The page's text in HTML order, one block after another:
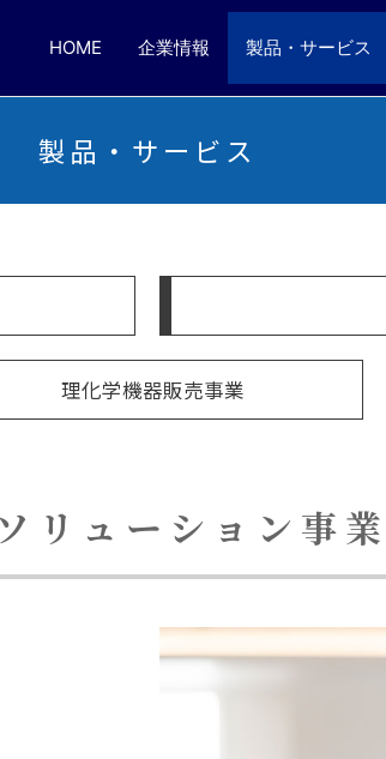
HOME 企業情報 製品・サービス
製品・サービス
理化学機器販売事業
リューション事業